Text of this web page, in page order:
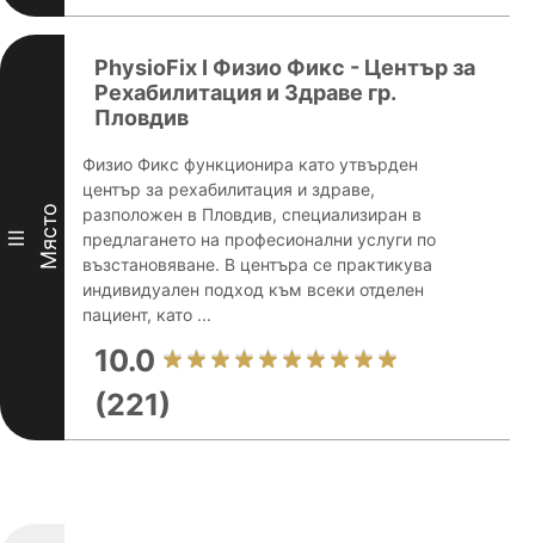
III Място
PhysioFix I Физио Фикс - Център за
Рехабилитация и Здраве гр.
Пловдив
Физио Фикс функционира като утвърден
център за рехабилитация и здраве,
разположен в Пловдив, специализиран в
предлагането на професионални услуги по
възстановяване. В центъра се практикува
индивидуален подход към всеки отделен
пациент, като ...
10.0
(221)